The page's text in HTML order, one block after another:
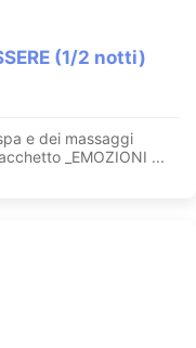
(1/2 notti)
e dei massaggi
_EMOZIONI ...